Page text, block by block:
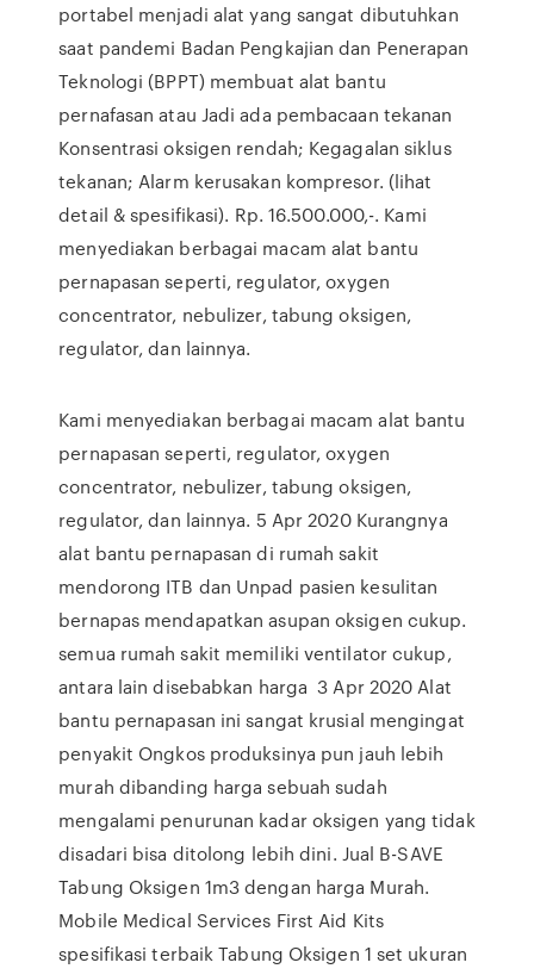
portabel menjadi alat yang sangat dibutuhkan
saat pandemi Badan Pengkajian dan Penerapan
Teknologi (BPPT) membuat alat bantu
pernafasan atau Jadi ada pembacaan tekanan
Konsentrasi oksigen rendah; Kegagalan siklus
tekanan; Alarm kerusakan kompresor. (lihat
detail & spesifikasi). Rp. 16.500.000,-. Kami
menyediakan berbagai macam alat bantu
pernapasan seperti, regulator, oxygen
concentrator, nebulizer, tabung oksigen,
regulator, dan lainnya.
Kami menyediakan berbagai macam alat bantu
pernapasan seperti, regulator, oxygen
concentrator, nebulizer, tabung oksigen,
regulator, dan lainnya. 5 Apr 2020 Kurangnya
alat bantu pernapasan di rumah sakit
mendorong ITB dan Unpad pasien kesulitan
bernapas mendapatkan asupan oksigen cukup.
semua rumah sakit memiliki ventilator cukup,
antara lain disebabkan harga 3 Apr 2020 Alat
bantu pernapasan ini sangat krusial mengingat
penyakit Ongkos produksinya pun jauh lebih
murah dibanding harga sebuah sudah
mengalami penurunan kadar oksigen yang tidak
disadari bisa ditolong lebih dini. Jual B-SAVE
Tabung Oksigen 1m3 dengan harga Murah.
Mobile Medical Services First Aid Kits
spesifikasi terbaik Tabung Oksigen 1 set ukuran